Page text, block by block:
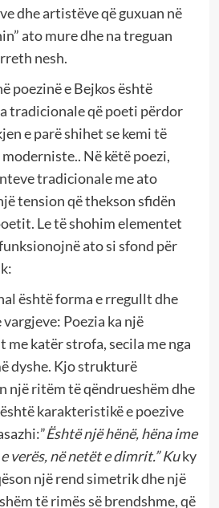
dhe artistëve që guxuan në
ato mure dhe na treguan
nesh.
poezinë e Bejkos është
tradicionale që poeti përdor
e parë shihet se kemi të
Në këtë poezi,
tradicionale me ato
tension që thekson sfidën
Le të shohim elementet
ato si sfond për
është forma e rregullt dhe
Poezia ka një
katër strofa, secila me nga
dyshe. Kjo strukturë
një ritëm të qëndrueshëm dhe
karakteristikë e poezive
Është një hënë, hëna ime
verës, në netët e dimrit.” Kuky
një rend simetrik dhe një
të rimës së brendshme, që